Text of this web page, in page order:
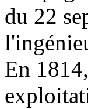
du 22
En